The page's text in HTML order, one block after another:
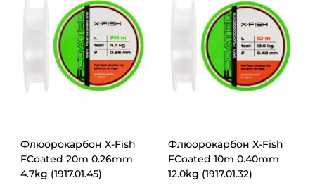
Флюорокарбон X-Fish
FCoated 20m 0.26mm
4.7kg (1917.01.45)
Флюорокарбон X-Fish
FCoated 10m 0.40mm
12.0kg (1917.01.32)